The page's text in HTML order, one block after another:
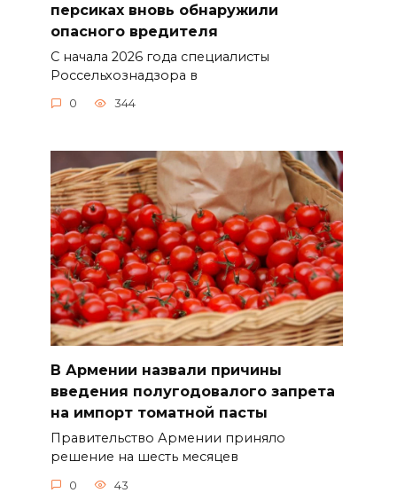
персиках вновь обнаружили
опасного вредителя
С начала 2026 года специалисты
Россельхознадзора в
0 344
В Армении назвали причины
введения полугодовалого запрета
на импорт томатной пасты
Правительство Армении приняло
решение на шесть месяцев
0 43